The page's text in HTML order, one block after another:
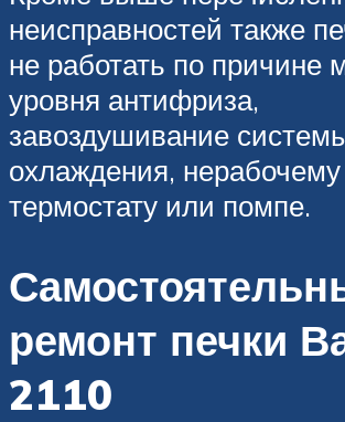
неисправностей также
не работать по причине
уровня антифриза,
завоздушивание
охлаждения, нерабочему
термостату или помпе.
ремонт печки
2110